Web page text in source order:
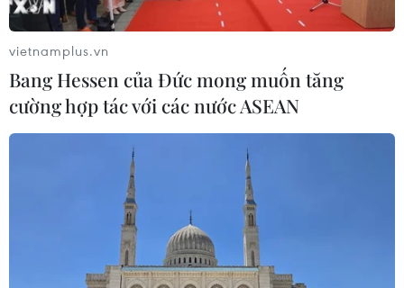
Libya: GNA nhận lời tham dự hội nghị
quốc tế tại Đức
vietnamplus.vn
Bang Hessen của Đức mong muốn tăng
cường hợp tác với các nước ASEAN